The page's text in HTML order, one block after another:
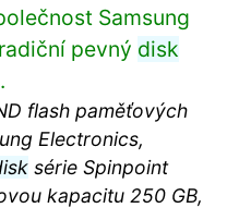
Samsung
pevný disk
flash paměťových
Electronics,
série Spinpoint
kapacitu 250 GB,